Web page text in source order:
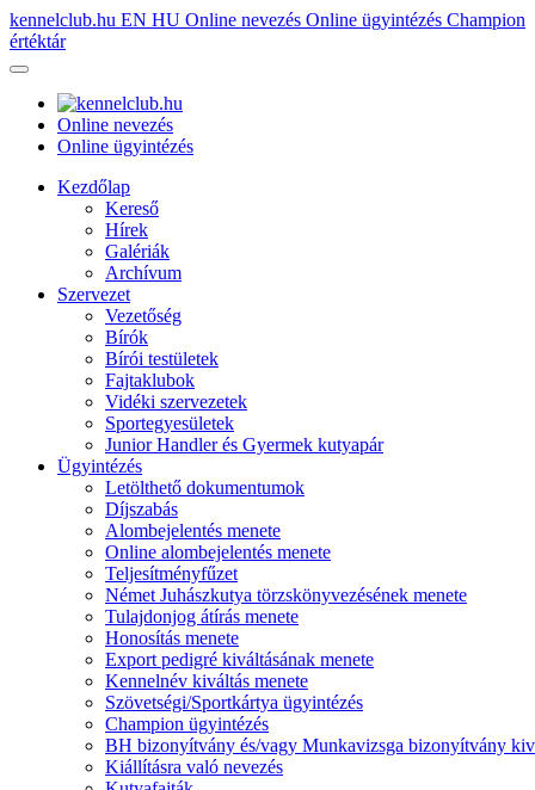
kennelclub.hu EN HU Online nevezés Online ügyintézés Champion
értéktár
Online nevezés
Online ügyintézés
Kezdőlap
Kereső
Hírek
Galériák
Archívum
Szervezet
Vezetőség
Bírók
Bírói testületek
Fajtaklubok
Vidéki szervezetek
Sportegyesületek
Junior Handler és Gyermek kutyapár
Ügyintézés
Letölthető dokumentumok
Díjszabás
Alombejelentés menete
Online alombejelentés menete
Teljesítményfűzet
Német Juhászkutya törzskönyvezésének menete
Tulajdonjog átírás menete
Honosítás menete
Export pedigré kiváltásának menete
Kennelnév kiváltás menete
Szövetségi/Sportkártya ügyintézés
Champion ügyintézés
BH bizonyítvány és/vagy Munkavizsga bizonyítvány
Kiállításra való nevezés